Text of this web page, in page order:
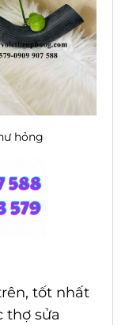
hỏng
tốt nhất
thợ sửa